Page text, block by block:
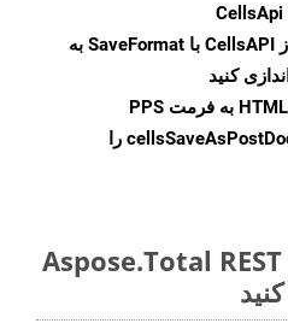
را از CellsAPI با SaveFormat به
PPS
را
شروع به استفاده از Aspose.Total REST